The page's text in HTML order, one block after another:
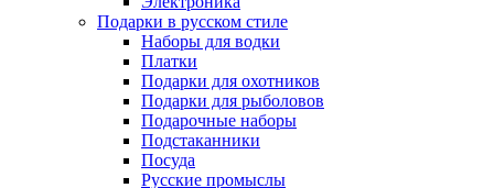
Подарки в русском стиле
Наборы для водки
Платки
Подарки для охотников
Подарки для рыболовов
Подарочные наборы
Подстаканники
Посуда
Русские промыслы